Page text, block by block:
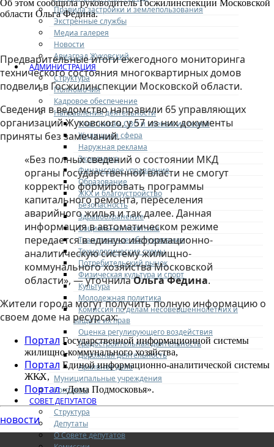
Правила застройки и землепользования
Экстренные службы
Медиа галерея
Новости
Авиаград Жуковский
АДМИНИСТРАЦИЯ
Структура
Полномочия
Кадровое обеспечение
Направления деятельности
Участникам СВО и членам их семей
Жилищная сфера
Наружная реклама
Экономика
Финансовое управление
Образование
ЖКХ и благоустройство
Безопасность
Здравоохранение
Социальная политика
Транспортное обслуживание
Технологические схемы
Потребительский рынок
Физическая культура и спорт
Культура
Молодежная политика
Комиссия по делам несовершеннолетних и
защите их прав
Оценка регулирующего воздействия
Градостроительная деятельность
Дорожная деятельность
Архивное дело
Муниципальные учреждения
Контакты
СОВЕТ ДЕПУТАТОВ
Структура
Депутаты
О Совете депутатов
Об этом сообщила руководитель Госжилинспекции Московской
области Ольга Федина.
Предварительные итоги ежегодного мониторинга
технического состояния многоквартирных домов
подвели в Госжилинспекции Московской области.
Сведения в ведомство направили 65 управляющих
организаций Жуковского, у 57 из них документы
приняты без замечаний.
«Без полных сведений о состоянии МКД
органы государственной власти не смогут
корректно формировать программы
капитального ремонта, переселения
аварийного жилья и так далее. Данная
информация в автоматическом режиме
передается в единую информационно-
аналитическую систему жилищно-
коммунального хозяйства Московской
области», — уточнилаОльга Федина.
Жители города могут получить полную информацию о
своем доме на ресурсах:
Портал Государственной информационной системы
жилищно-коммунального хозяйства,
Портал Единой информационно-аналитической системы
ЖКХ,
Портал«Дома Подмосковья».
новости